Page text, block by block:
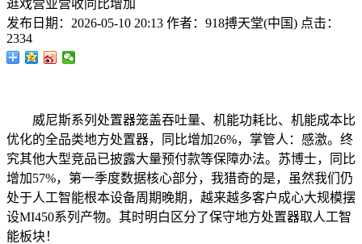
逛戏营业营收同比增加
发布日期： 2026-05-10 20:13 作者： 918搏天堂(中国) 点击：
2334
威尼斯系列处置器笼盖吞吐量、机能功耗比、机能成本比
优化的全品类地方处置器，同比增加26%，掌管人：感激。终
究其他大型竞品已披露大量预付款等保障办法。苏博士，同比
增加57%，第一季度数据核心部分，我猎奇的是，虽然我们仍
处于人工智能根本设备周期晚期，越来越多客户成心大规模摆
设MI450系列产物。其时明白区分了保守地方处置器取人工智
能板块！